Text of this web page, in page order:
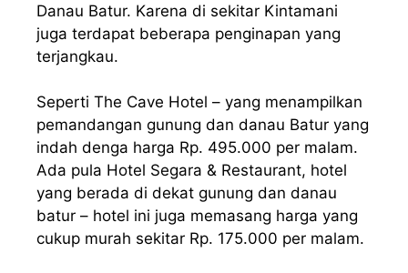
Danau Batur. Karena di sekitar Kintamani
juga terdapat beberapa penginapan yang
terjangkau.
Seperti The Cave Hotel – yang menampilkan
pemandangan gunung dan danau Batur yang
indah denga harga Rp. 495.000 per malam.
Ada pula Hotel Segara & Restaurant, hotel
yang berada di dekat gunung dan danau
batur – hotel ini juga memasang harga yang
cukup murah sekitar Rp. 175.000 per malam.